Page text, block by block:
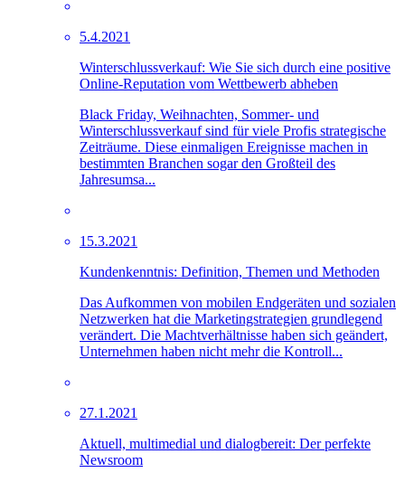
5.4.2021
Winterschlussverkauf: Wie Sie sich durch eine positive
Online-Reputation vom Wettbewerb abheben
Black Friday, Weihnachten, Sommer- und
Winterschlussverkauf sind für viele Profis strategische
Zeiträume. Diese einmaligen Ereignisse machen in
bestimmten Branchen sogar den Großteil des
Jahresumsa...
15.3.2021
Kundenkenntnis: Definition, Themen und Methoden
Das Aufkommen von mobilen Endgeräten und sozialen
Netzwerken hat die Marketingstrategien grundlegend
verändert. Die Machtverhältnisse haben sich geändert,
Unternehmen haben nicht mehr die Kontroll...
27.1.2021
Aktuell, multimedial und dialogbereit: Der perfekte
Newsroom